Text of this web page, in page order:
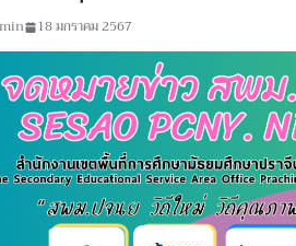
18 มกราคม 2567